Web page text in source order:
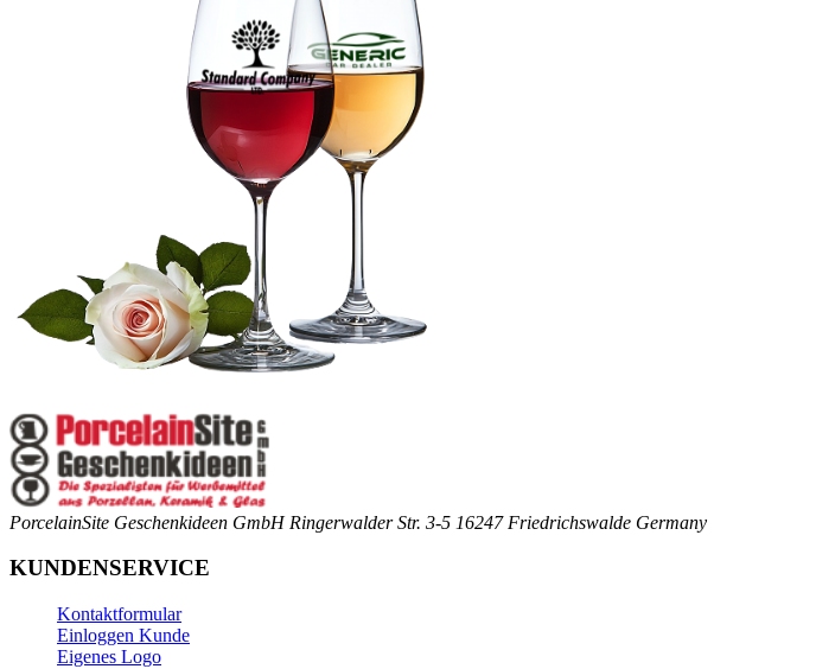
PorcelainSite Geschenkideen GmbH Ringerwalder Str. 3-5 16247 Friedrichswalde Germany
KUNDENSERVICE
Kontaktformular
Einloggen Kunde
Eigenes Logo